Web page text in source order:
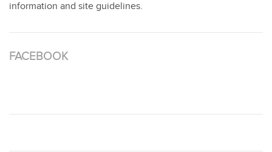
information and site guidelines.
FACEBOOK